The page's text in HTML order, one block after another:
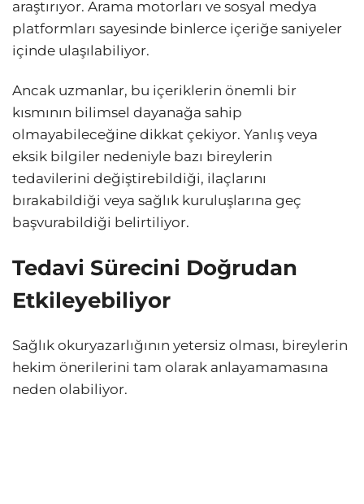
araştırıyor. Arama motorları ve sosyal medya
platformları sayesinde binlerce içeriğe saniyeler
içinde ulaşılabiliyor.
Ancak uzmanlar, bu içeriklerin önemli bir
kısmının bilimsel dayanağa sahip
olmayabileceğine dikkat çekiyor. Yanlış veya
eksik bilgiler nedeniyle bazı bireylerin
tedavilerini değiştirebildiği, ilaçlarını
bırakabildiği veya sağlık kuruluşlarına geç
başvurabildiği belirtiliyor.
Tedavi Sürecini Doğrudan
Etkileyebiliyor
Sağlık okuryazarlığının yetersiz olması, bireylerin
hekim önerilerini tam olarak anlayamamasına
neden olabiliyor.